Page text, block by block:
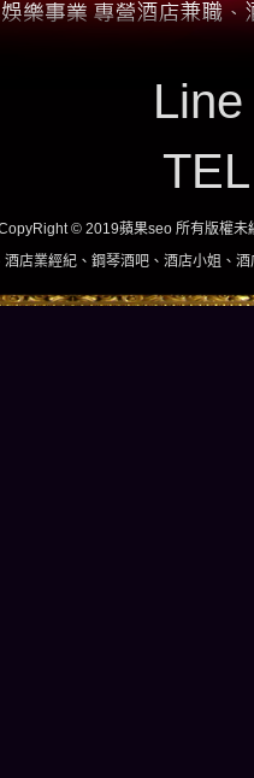
© 2019蘋果seo 所有版權未
、酒店小姐、酒店兼職當日現